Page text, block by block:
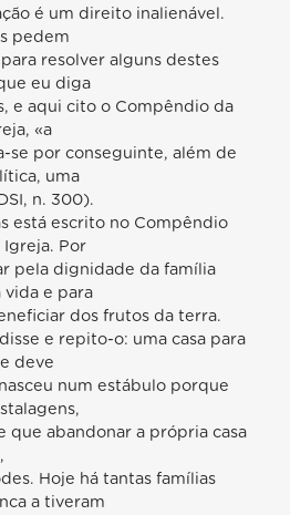
é um direito inalienável.
pedem
resolver alguns destes
eu diga
e aqui cito o Compêndio da
«a
se por conseguinte, além de
uma
n. 300).
está escrito no Compêndio
Igreja. Por
pela dignidade da família
vida e para
dos frutos da terra.
e repito-o: uma casa para
deve
num estábulo porque
que abandonar a própria casa
Hoje há tantas famílias
a tiveram